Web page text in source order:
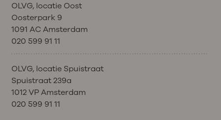
OLVG, locatie Oost
Oosterpark 9
1091 AC Amsterdam
020 599 91 11
OLVG, locatie Spuistraat
Spuistraat 239a
1012 VP Amsterdam
020 599 91 11